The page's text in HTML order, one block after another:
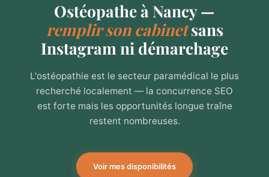
Ostéopathe à Nancy —
remplir son cabinetsans
Instagram ni démarchage
L'ostéopathie est le secteur paramédical le plus
recherché localement — la concurrence SEO
est forte mais les opportunités longue traîne
restent nombreuses.
Voir mes disponibilités